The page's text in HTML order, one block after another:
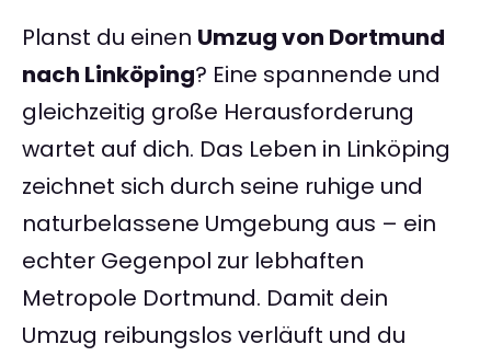
Planst du einen Umzug von Dortmund
nach Linköping? Eine spannende und
gleichzeitig große Herausforderung
wartet auf dich. Das Leben in Linköping
zeichnet sich durch seine ruhige und
naturbelassene Umgebung aus – ein
echter Gegenpol zur lebhaften
Metropole Dortmund. Damit dein
Umzug reibungslos verläuft und du